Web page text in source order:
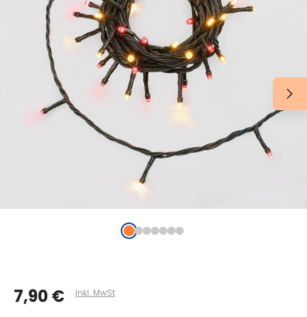
7,90 € Inkl. MwSt